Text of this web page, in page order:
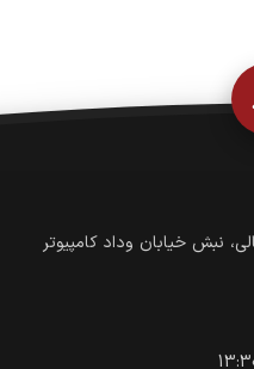
نبش خیابان وداد کامپیوتر